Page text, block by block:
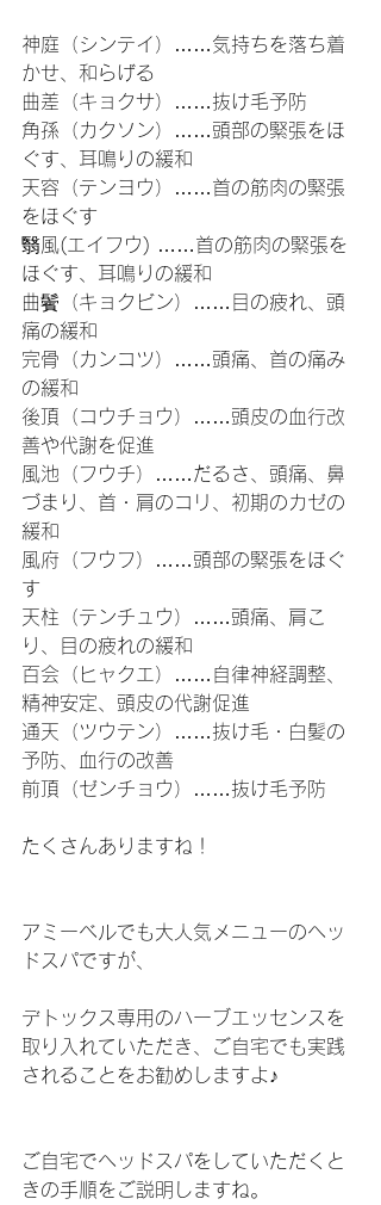
神庭（シンテイ）……気持ちを落ち着
かせ、和らげる
曲差（キョクサ）……抜け毛予防
角孫（カクソン）……頭部の緊張をほ
ぐす、耳鳴りの緩和
天容（テンヨウ）……首の筋肉の緊張
をほぐす
翳風(エイフウ) ……首の筋肉の緊張を
ほぐす、耳鳴りの緩和
曲鬢（キョクビン）……目の疲れ、頭
痛の緩和
完骨（カンコツ）……頭痛、首の痛み
の緩和
後頂（コウチョウ）……頭皮の血行改
善や代謝を促進
風池（フウチ）……だるさ、頭痛、鼻
づまり、首・肩のコリ、初期のカゼの
緩和
風府（フウフ）……頭部の緊張をほぐ
す
天柱（テンチュウ）……頭痛、肩こ
り、目の疲れの緩和
百会（ヒャクエ）……自律神経調整、
精神安定、頭皮の代謝促進
通天（ツウテン）……抜け毛・白髪の
予防、血行の改善
前頂（ゼンチョウ）……抜け毛予防
たくさんありますね！
アミーベルでも大人気メニューのヘッ
ドスパですが、
デトックス専用のハーブエッセンスを
取り入れていただき、ご自宅でも実践
されることをお勧めしますよ♪
ご自宅でヘッドスパをしていただくと
きの手順をご説明しますね。